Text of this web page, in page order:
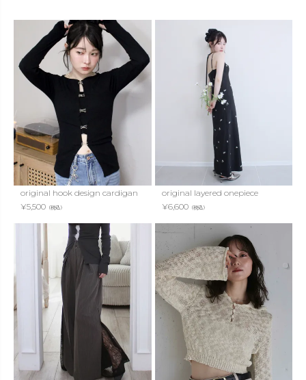
original hook design cardigan
¥5,500 （税込）
original layered onepiece
¥6,600（税込）